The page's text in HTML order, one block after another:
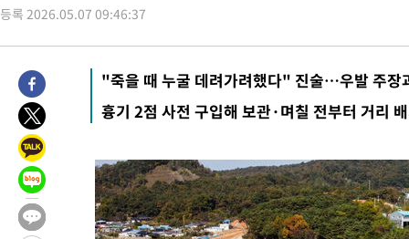
10분 전 >미 워싱턴주 스포캔 시의 통제불능 3개 산불, 방화선 일부 구축
2시간 전 >[속보] 호르무즈 해협 이란-오만 협상 기대속 뉴욕증시 혼조 마감
0.49%↑
-29215초 전 >
[속보]코스닥, 800p 회복…0.26% 오른 801.67 마감
-29145초 전 >
[속보]코스피, 301.88포인트(4.58%) 내린 6296.38 마감
-29010초 전 >
[속보]원·달러 환율, 0.7원 내린 1423.8원 마감
-26609초 전 >
-23654초 전 >
손흥민, 5경기 연속골 실패…LAFC는 승부차기 끝 과달라하라
-16255초 전 >
내일까지 39도 '펄펄'…기상청 "태풍 지나며 폭염 잠시 꺾인
-15892초 전 >
트럼프, 한국계 진보 주지사 후보 맹공…"공산주의가 최대 위
등록 2026.05.07 09:46:37
"죽을 때 누굴 데려가려했다" 진술…우발 주장
흉기 2점 사전 구입해 보관·며칠 전부터 거리